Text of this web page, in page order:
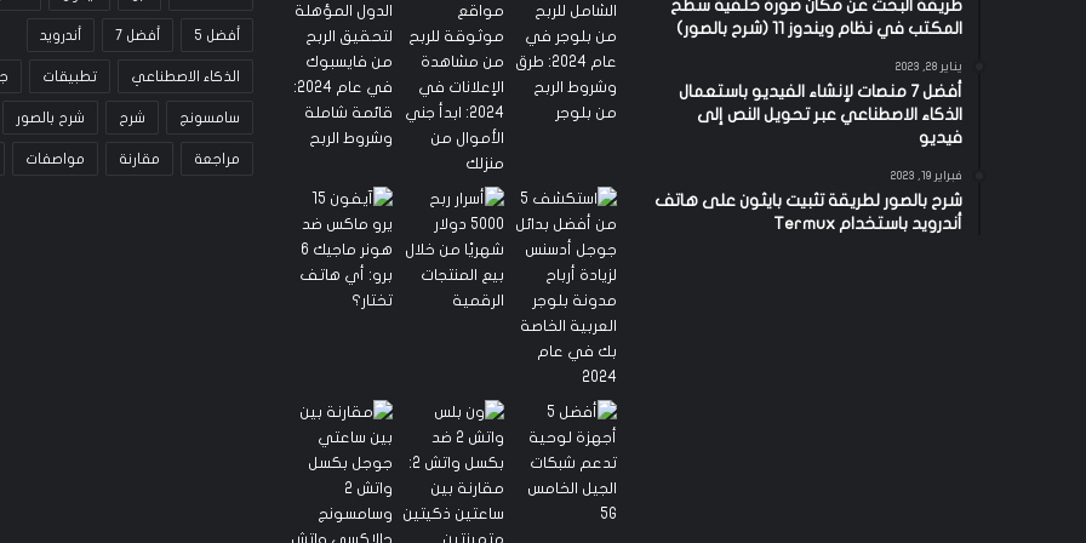
طريقة البحث عن مكان صورة خلفية سطح
المكتب في نظام ويندوز 11 (شرح بالصور)
يناير 28, 2023
أفضل 7 منصات لإنشاء الفيديو باستعمال
الذكاء الاصطناعي عبر تحويل النص إلى
فيديو
فبراير 19, 2023
شرح بالصور لطريقة تثبيت بايثون على هاتف
أندرويد باستخدام Termux
أفضل 5 أفضل 7 أندرويد
الذكاء الاصطناعي تطبيقات
سامسونج شرح شرح بالصور
مراجعة مقارنة مواصفات